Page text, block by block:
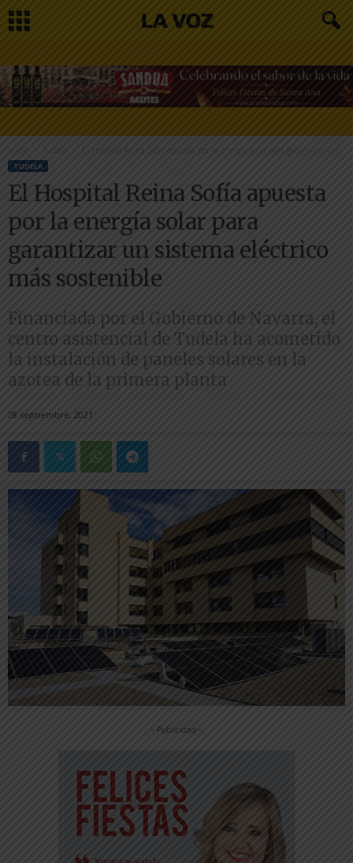
Inicio Tudela El Hospital Reina Sofía apuesta por la energía solar para garantizar un...
TUDELA
El Hospital Reina Sofía apuesta
por la energía solar para
garantizar un sistema eléctrico
más sostenible
Financiada por el Gobierno de Navarra, el
centro asistencial de Tudela ha acometido
la instalación de paneles solares en la
azotea de la primera planta
28 septiembre, 2021
-- Publicidad --